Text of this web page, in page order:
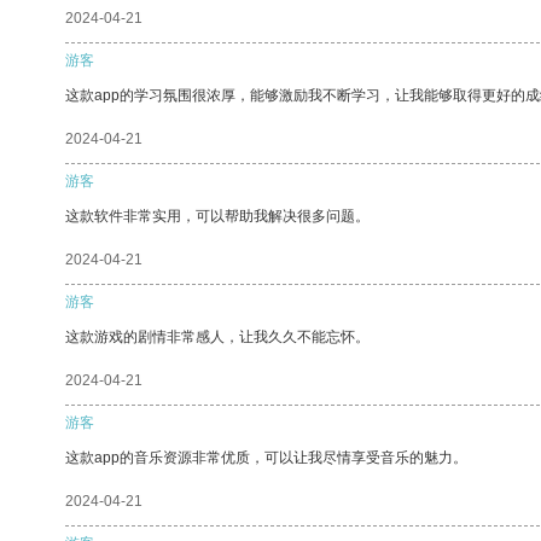
2024-04-21
游客
这款app的学习氛围很浓厚，能够激励我不断学习，让我能够取得更好的
2024-04-21
游客
这款软件非常实用，可以帮助我解决很多问题。
2024-04-21
游客
这款游戏的剧情非常感人，让我久久不能忘怀。
2024-04-21
游客
这款app的音乐资源非常优质，可以让我尽情享受音乐的魅力。
2024-04-21